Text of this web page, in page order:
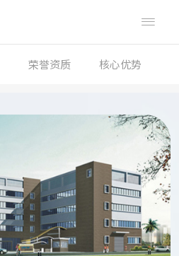

荣誉资质 核心优势